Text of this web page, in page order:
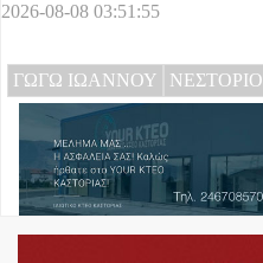
2026-08-08 03:51:55
ΓΩΓΩ ΙΩΑΝΝΟΥ ΝΕΣΤΟΡΙΟ